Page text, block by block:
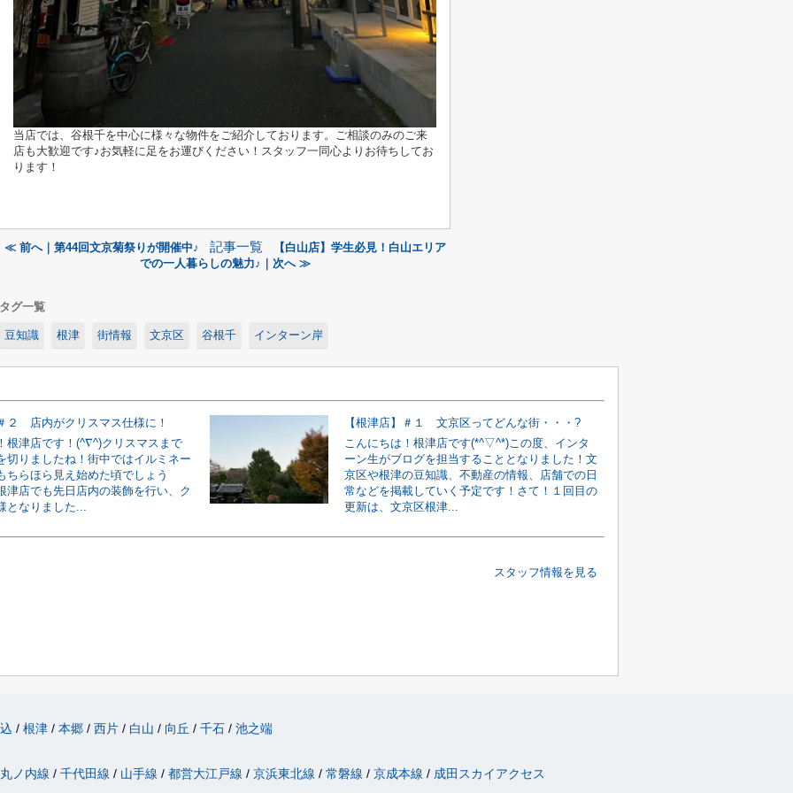
当店では、谷根千を中心に様々な物件をご紹介しております。ご相談のみのご来
店も大歓迎です♪お気軽に足をお運びください！スタッフ一同心よりお待ちしてお
ります！
≪ 前へ｜第44回文京菊祭りが開催中♪ 記事一覧
【白山店】学生必見！白山エリア
での一人暮らしの魅力♪｜次へ ≫
タグ一覧
豆知識 根津 街情報 文京区 谷根千 インターン岸
２ 店内がクリスマス仕様に！
根津店です！(^∇^)クリスマスまで
切りましたね！街中ではイルミネー
ちらほら見え始めた頃でしょう
津店でも先日店内の装飾を行い、ク
となりました...
【根津店】＃１ 文京区ってどんな街・・・?
こんにちは！根津店です(*^▽^*)この度、インタ
ーン生がブログを担当することとなりました！文
京区や根津の豆知識、不動産の情報、店舗での日
常などを掲載していく予定です！さて！１回目の
更新は、文京区根津...
スタッフ情報を見る
根津 本郷 西片 白山 向丘 千石 池之端
丸ノ内線 千代田線 山手線 都営大江戸線 京浜東北線 常磐線 京成本線 成田スカイアクセス